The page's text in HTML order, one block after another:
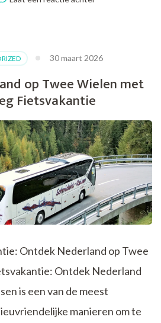
Travel
van
2018
30 maart 2026
op Twee Wielen met
Fietsvakantie
Ontdek Nederland op Twee
Ontdek Nederland
is een van de meest
manieren om te